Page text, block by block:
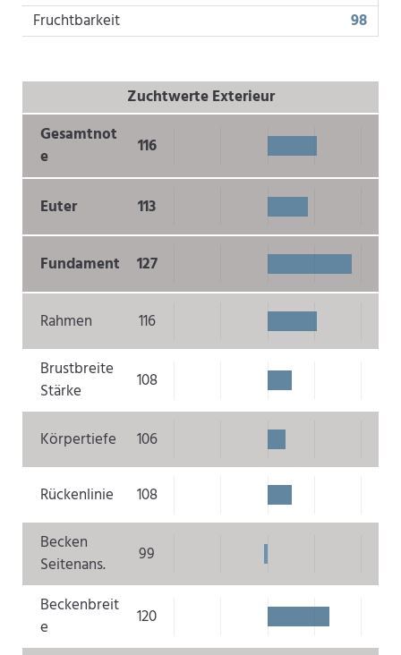
Fruchtbarkeit
98
Zuchtwerte Exterieur
Gesamtnot
e
116
Euter 113
Fundament 127
Rahmen
116
Brustbreite
Stärke
108
Körpertiefe 106
Rückenlinie
108
Becken
Seitenans.
99
Beckenbreit
e
120